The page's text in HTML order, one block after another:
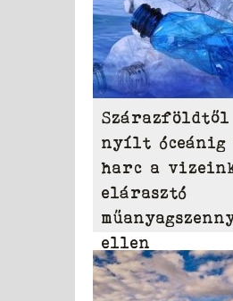
Szárazföldtől
nyílt óceánig
harc a
elárasztó
ellen